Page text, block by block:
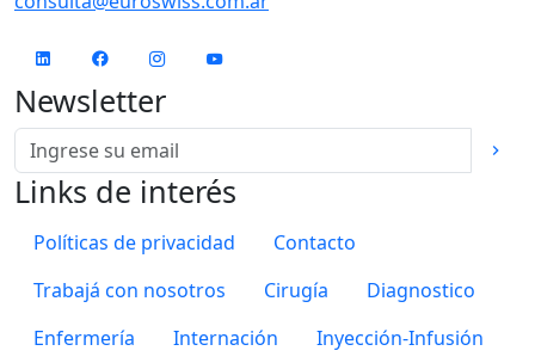
Linkedin FacebookInstagram
Newsletter
Links de interés
Políticas de privacidad
Contacto
Trabajá con nosotros
Cirugía
Diagnostico
Enfermería
Internación
Inyección-Infusión